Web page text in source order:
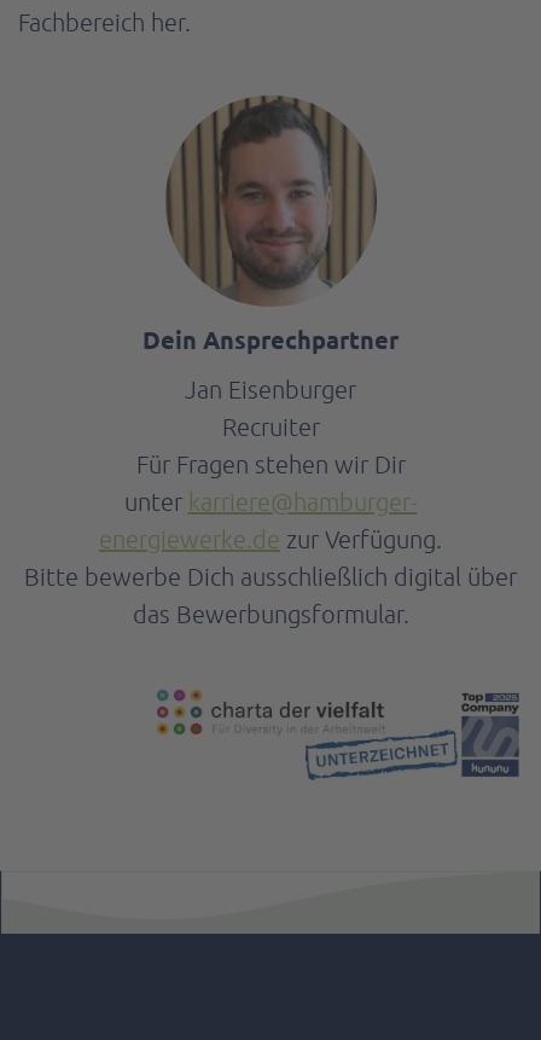
Fachbereich her.
Dein Ansprechpartner
Jan Eisenburger
Recruiter
Für Fragen stehen wir Dir
unter karriere@hamburger-
energiewerke.de zur Verfügung.
Bitte bewerbe Dich ausschließlich digital über
das Bewerbungsformular.